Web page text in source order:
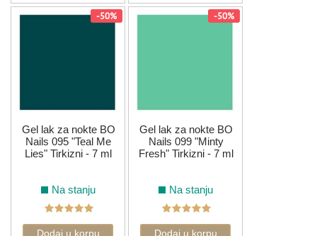
-50%
Gel lak za nokte BO
Nails 095 "Teal Me
Lies" Tirkizni - 7 ml
Na stanju
-50%
Gel lak za nokte BO
Nails 099 "Minty
Fresh" Tirkizni - 7 ml
Na stanju